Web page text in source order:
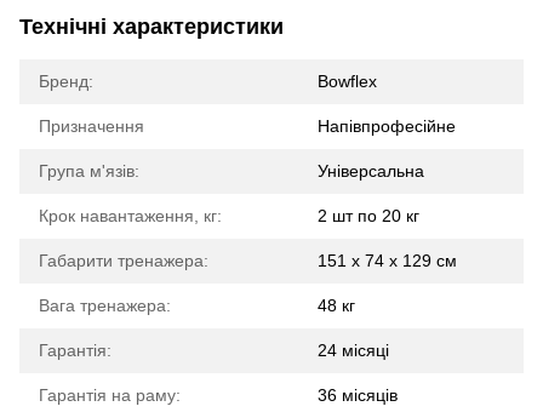
Технічні характеристики
Бренд: Bowflex
Призначення Напівпрофесійне
Група м'язів: Універсальна
Крок навантаження, кг: 2 шт по 20 кг
Габарити тренажера: 151 х 74 х 129 см
Вага тренажера: 48 кг
Гарантія: 24 місяці
Гарантія на раму: 36 місяців